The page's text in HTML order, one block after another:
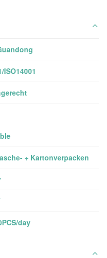
ISO14001
+ Kartonverpacken
day